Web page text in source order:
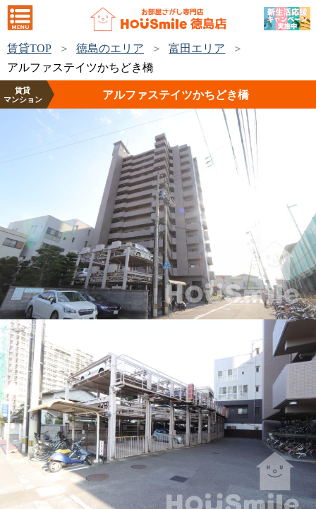
賃貸TOP 徳島のエリア
富田エリア
アルファステイツかちどき橋
賃貸
マンション
アルファステイツかちどき橋